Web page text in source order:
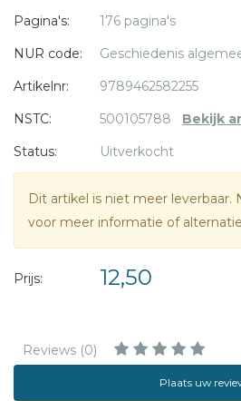
Pagina's:
176 pagina's
NUR code:
Geschiedenis
Artikelnr:
9789462582255
NSTC:
500105788 Bekijk
Status:
Uitverkocht
Dit artikel is niet meer leverbaar.
voor meer informatie of
Prijs: 12,50
Reviews (0)
Plaats uw